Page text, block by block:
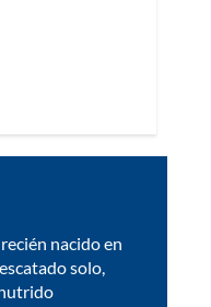
nacido en
solo,